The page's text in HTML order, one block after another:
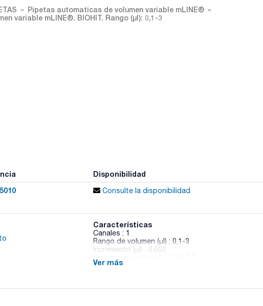
Pipetas automaticas de volumen variable mLINE®
variable mLINE®. BIOHIT. Rango (µl): 0,1-3
Disponibilidad
Consulte la disponibilidad
Características
Canales : 1
Rango de volumen (µl) : 0,1-3
Incremento (µl) : 0,002
Error aleatorio (%) : 1,30 2,40 10,00
Ver más